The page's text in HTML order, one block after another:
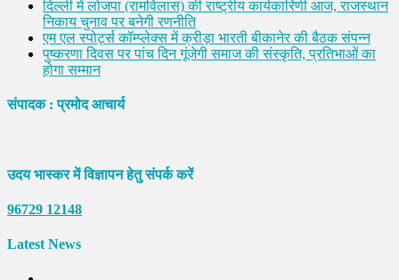
दिल्ली में लोजपा (रामविलास) की राष्ट्रीय कार्यकारिणी आज, राजस्थान
निकाय चुनाव पर बनेगी रणनीति
एम एल स्पोर्ट्स कॉम्प्लेक्स में क्रीड़ा भारती बीकानेर की बैठक संपन्न
पुष्करणा दिवस पर पांच दिन गूंजेगी समाज की संस्कृति, प्रतिभाओं का
होगा सम्मान
संपादक : प्रमोद आचार्य
उदय भास्कर में विज्ञापन हेतु संपर्क करें
96729 12148
Latest News